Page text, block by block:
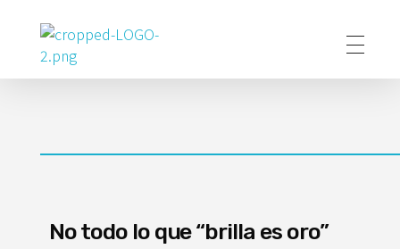
Poder Agropecuario
No todo lo que “brilla es oro”